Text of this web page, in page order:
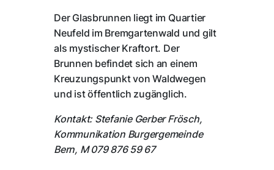
Der Glasbrunnen liegt im Quartier
Neufeld im Bremgartenwald und gilt
als mystischer Kraftort. Der
Brunnen befindet sich an einem
Kreuzungspunkt von Waldwegen
und ist öffentlich zugänglich.
Kontakt: Stefanie Gerber Frösch,
Kommunikation Burgergemeinde
Bern, M 079 876 59 67